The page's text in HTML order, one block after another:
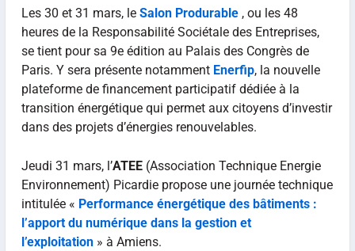
Les 30 et 31 mars, le Salon Produrable, ou les 48
heures de la Responsabilité Sociétale des Entreprises,
se tient pour sa 9e édition au Palais des Congrès de
Paris. Y sera présente notamment Enerfip, la nouvelle
plateforme de financement participatif dédiée à la
transition énergétique qui permet aux citoyens d’investir
dans des projets d’énergies renouvelables.
Jeudi 31 mars, l’ATEE(Association Technique Energie
Environnement) Picardie propose une journée technique
intitulée « Performance énergétique des bâtiments :
l’apport du numérique dans la gestion et
l’exploitation» à Amiens.